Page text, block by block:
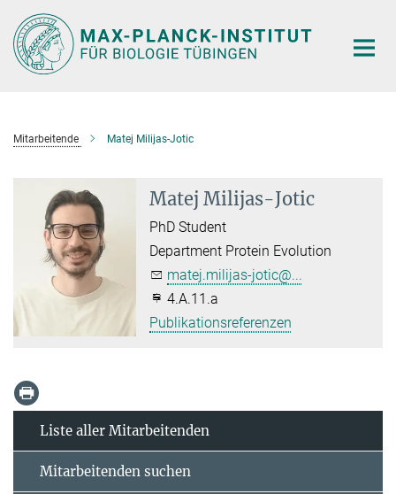
Hauptinhalt
Mitarbeitende Matej Milijas-Jotic
Matej Milijas-Jotic
PhD Student
Department Protein Evolution
matej.milijas-jotic@...
4.A.11.a
Publikationsreferenzen
Liste aller Mitarbeitenden
Mitarbeitenden suchen